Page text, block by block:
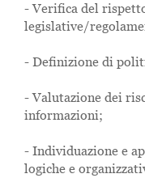
- Verifica del
legislative/
- Definizione di
- Valutazione dei
informazioni;
- Individuazione e
logiche e